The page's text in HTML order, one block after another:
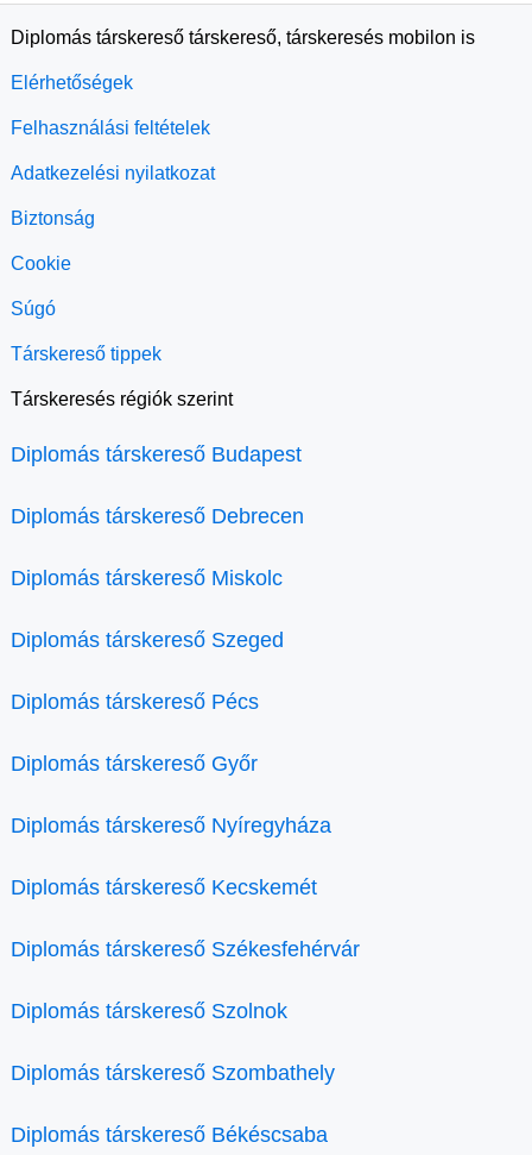
Diplomás társkereső társkereső, társkeresés mobilon is
Elérhetőségek
Felhasználási feltételek
Adatkezelési nyilatkozat
Biztonság
Cookie
Súgó
Társkereső tippek
Társkeresés régiók szerint
Diplomás társkereső Budapest
Diplomás társkereső Debrecen
Diplomás társkereső Miskolc
Diplomás társkereső Szeged
Diplomás társkereső Pécs
Diplomás társkereső Győr
Diplomás társkereső Nyíregyháza
Diplomás társkereső Kecskemét
Diplomás társkereső Székesfehérvár
Diplomás társkereső Szolnok
Diplomás társkereső Szombathely
Diplomás társkereső Békéscsaba